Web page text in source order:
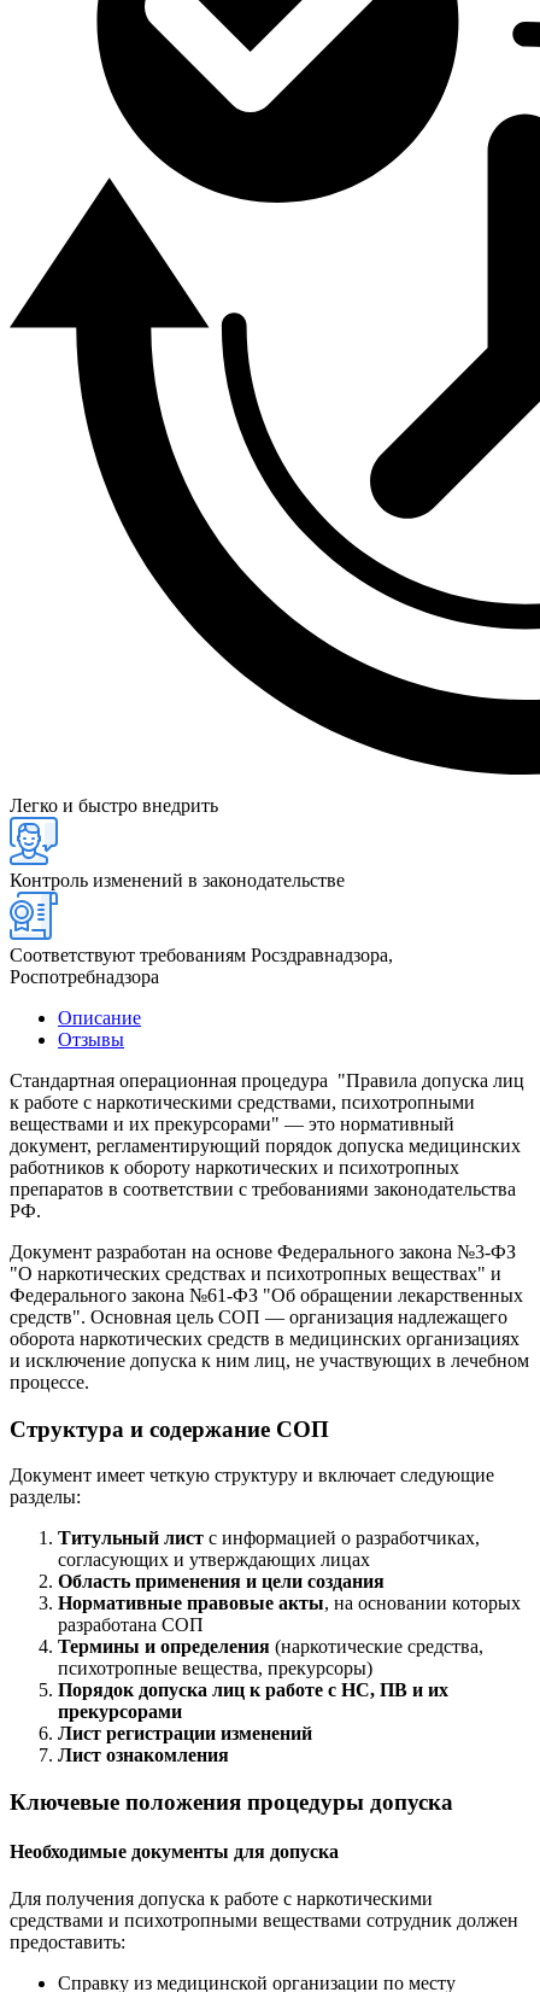
Легко и быстро внедрить
Контроль изменений в законодательстве
Соответствуют требованиям Росздравнадзора,
Роспотребнадзора
Описание
Отзывы
Стандартная операционная процедура "Правила допуска лиц
к работе с наркотическими средствами, психотропными
веществами и их прекурсорами" — это нормативный
документ, регламентирующий порядок допуска медицинских
работников к обороту наркотических и психотропных
препаратов в соответствии с требованиями законодательства
РФ.
Документ разработан на основе Федерального закона №3-ФЗ
"О наркотических средствах и психотропных веществах" и
Федерального закона №61-ФЗ "Об обращении лекарственных
средств". Основная цель СОП — организация надлежащего
оборота наркотических средств в медицинских организациях
и исключение допуска к ним лиц, не участвующих в лечебном
процессе.
Структура и содержание СОП
Документ имеет четкую структуру и включает следующие
разделы:
Титульный лист с информацией о разработчиках,
согласующих и утверждающих лицах
Область применения и цели создания
Нормативные правовые акты, на основании которых
разработана СОП
Термины и определения (наркотические средства,
психотропные вещества, прекурсоры)
Порядок допуска лиц к работе с НС, ПВ и их
прекурсорами
Лист регистрации изменений
Лист ознакомления
Ключевые положения процедуры допуска
Необходимые документы для допуска
Для получения допуска к работе с наркотическими
средствами и психотропными веществами сотрудник должен
предоставить:
Справку из медицинской организации по месту